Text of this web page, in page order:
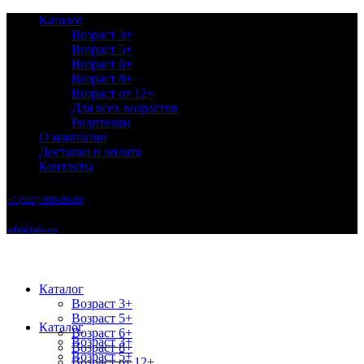
Каталог
Возраст 3+
Возраст 5+
Возраст 6+
Возраст 8+
Возраст от 12+
Для всех возрастов
Родителям
О компании
Доставка и оплата
Контакты
+7 (999) 999-99-99
info@info.ru
Каталог
Возраст 3+
Возраст 5+
Возраст 6+
Возраст 8+
Каталог
Возраст 3+
Возраст 5+